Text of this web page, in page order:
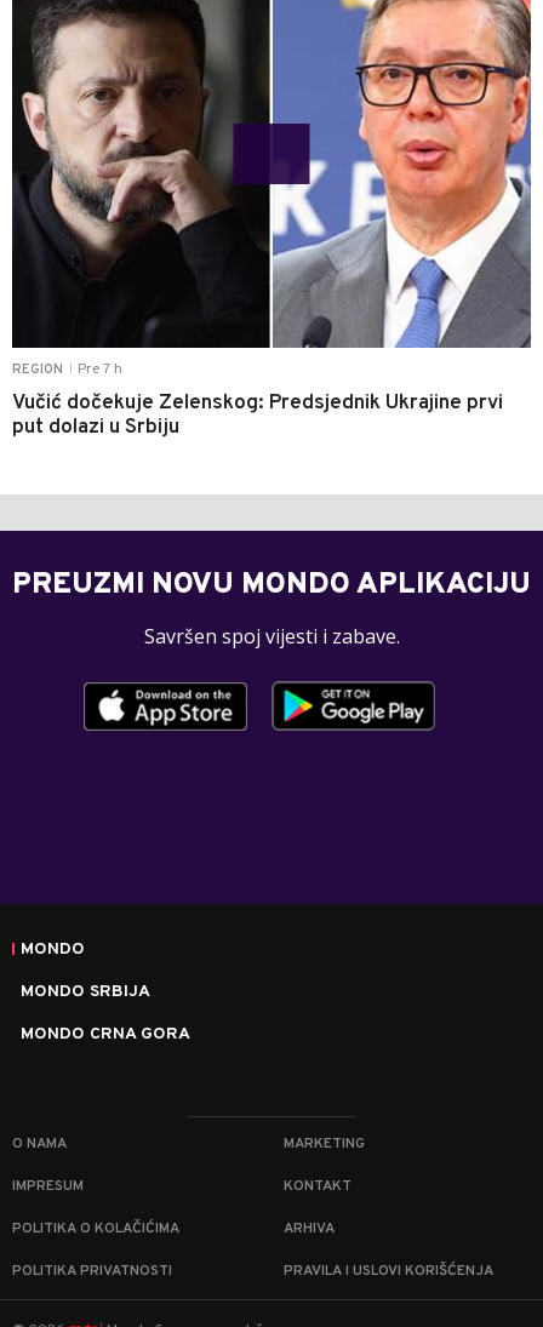
REGION Pre 7 h
Vučić dočekuje Zelenskog: Predsjednik Ukrajine prvi
put dolazi u Srbiju
PREUZMI NOVU MONDO APLIKACIJU
Savršen spoj vijesti i zabave.
MONDO
MONDO SRBIJA
MONDO CRNA GORA
O NAMA MARKETING
IMPRESUM KONTAKT
POLITIKA O KOLAČIĆIMA ARHIVA
POLITIKA PRIVATNOSTI PRAVILA I USLOVI KORIŠĆENJA